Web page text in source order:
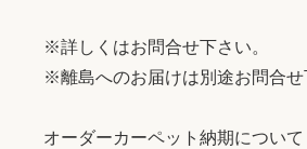
※詳しくはお問合せ下さい。
※離島へのお届けは別途お問合せ
オーダーカーペット納期について